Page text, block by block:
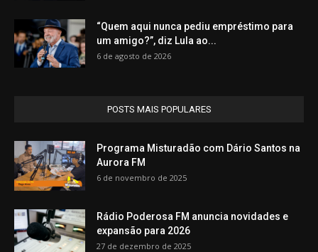
“Quem aqui nunca pediu empréstimo para
um amigo?”, diz Lula ao...
6 de agosto de 2026
POSTS MAIS POPULARES
Programa Misturadão com Dário Santos na
Aurora FM
6 de novembro de 2025
Rádio Poderosa FM anuncia novidades e
expansão para 2026
27 de dezembro de 2025